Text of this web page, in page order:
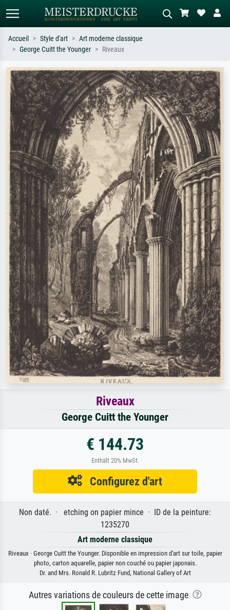
Recherchez par artiste, titre ou style –
ex. Monet, Nuit étoilée,
impressionnisme, vague de Hokusai,
nu.
Décrivez la scène – ex. prairie verte,
abstrait avec beaucoup de rouge,
tableau sombre, nu debout près d'un
arbre.
Accueil Style d'art
Art moderne classique
George Cuitt the Younger
Riveaux
Riveaux
George Cuitt the Younger
€ 144.73
Enthält 20% MwSt.
Configurez d'art
Non daté. · etching on papier mince · ID de la peinture:
1235270
Art moderne classique
Riveaux · George Cuitt the Younger. Disponible en impression d'art sur toile, papier
photo, carton aquarelle, papier non couché ou papier japonais.
Dr. and Mrs. Ronald R. Lubritz Fund, National Gallery of Art
Autres variations de couleurs de cette image